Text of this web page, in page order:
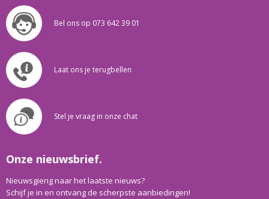
Bel ons op 073 642 39 01
Laat ons je terugbellen
Stel je vraag in onze chat
Onze nieuwsbrief.
Nieuwsgierig naar het laatste nieuws?
Schijf je in en ontvang de scherpste aanbiedingen!